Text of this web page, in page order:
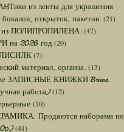
из ленты для украшения
открыток, пакетов. (21)
ПОЛИПРОПИЛЕНА:(47)
на 2026 год (20)
(7)
материал, органза. (13)
ЗАПИСНЫЕ КНИЖКИ Bruno
работа)(12)
(10)
Продаются наборами по
(41)